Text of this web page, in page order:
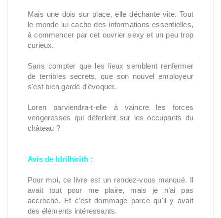
Mais une dois sur place, elle déchante vite. Tout
le monde lui cache des informations essentielles,
à commencer par cet ouvrier sexy et un peu trop
curieux.
Sans compter que les lieux semblent renfermer
de terribles secrets, que son nouvel employeur
s'est bien gardé d'évoquer.
Loren parviendra-t-elle à vaincre les forces
vengeresses qui déferlent sur les occupants du
château ?
Avis de Idrilhirith :
Pour moi, ce livre est un rendez-vous manqué. Il
avait tout pour me plaire, mais je n’ai pas
accroché. Et c’est dommage parce qu'il y avait
des éléments intéressants.